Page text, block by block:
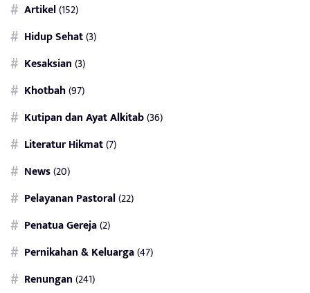
Artikel(152)
Hidup Sehat(3)
Kesaksian(3)
Khotbah(97)
Kutipan dan Ayat Alkitab(36)
Literatur Hikmat(7)
News(20)
Pelayanan Pastoral(22)
Penatua Gereja(2)
Pernikahan & Keluarga(47)
Renungan(241)